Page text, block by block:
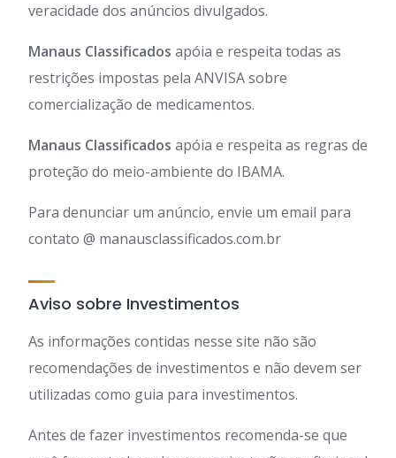
veracidade dos anúncios divulgados.
Manaus Classificados apóia e respeita todas as
restrições impostas pela ANVISA sobre
comercialização de medicamentos.
Manaus Classificados apóia e respeita as regras de
proteção do meio-ambiente do IBAMA.
Para denunciar um anúncio, envie um email para
contato @ manausclassificados.com.br
Aviso sobre Investimentos
As informações contidas nesse site não são
recomendações de investimentos e não devem ser
utilizadas como guia para investimentos.
Antes de fazer investimentos recomenda-se que